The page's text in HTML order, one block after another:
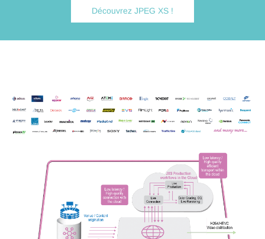
Découvrez JPEG XS !